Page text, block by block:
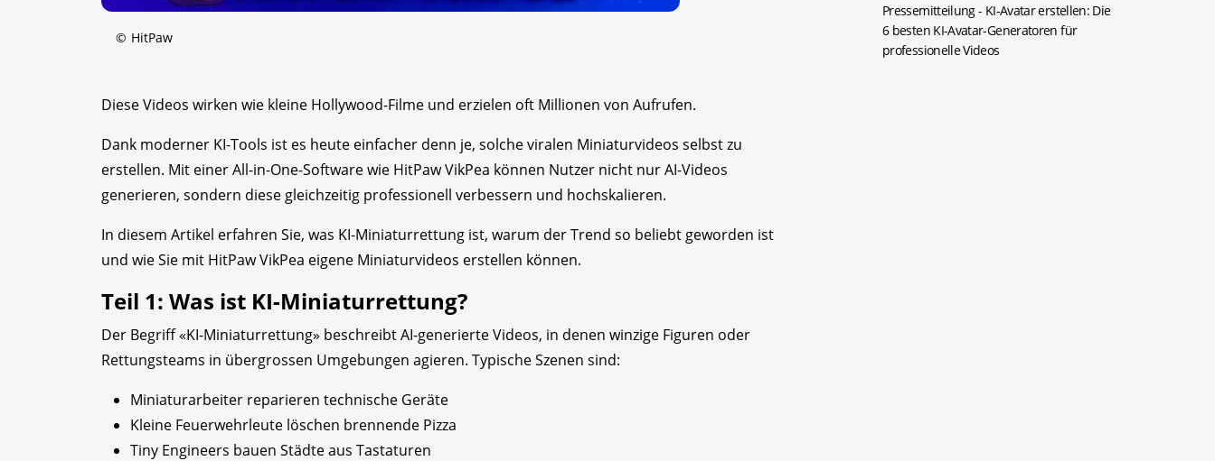
© HitPaw
Diese Videos wirken wie kleine Hollywood-Filme und erzielen oft Millionen von Aufrufen.
Dank moderner KI-Tools ist es heute einfacher denn je, solche viralen Miniaturvideos selbst zu
erstellen. Mit einer All-in-One-Software wie HitPaw VikPea können Nutzer nicht nur AI-Videos
generieren, sondern diese gleichzeitig professionell verbessern und hochskalieren.
In diesem Artikel erfahren Sie, was KI-Miniaturrettung ist, warum der Trend so beliebt geworden ist
und wie Sie mit HitPaw VikPea eigene Miniaturvideos erstellen können.
Teil 1: Was ist KI-Miniaturrettung?
Der Begriff «KI-Miniaturrettung» beschreibt AI-generierte Videos, in denen winzige Figuren oder
Rettungsteams in übergrossen Umgebungen agieren. Typische Szenen sind:
Miniaturarbeiter reparieren technische Geräte
Kleine Feuerwehrleute löschen brennende Pizza
Tiny Engineers bauen Städte aus Tastaturen
Pressemitteilung - KI-Avatar erstellen: Die
6 besten KI-Avatar-Generatoren für
professionelle Videos